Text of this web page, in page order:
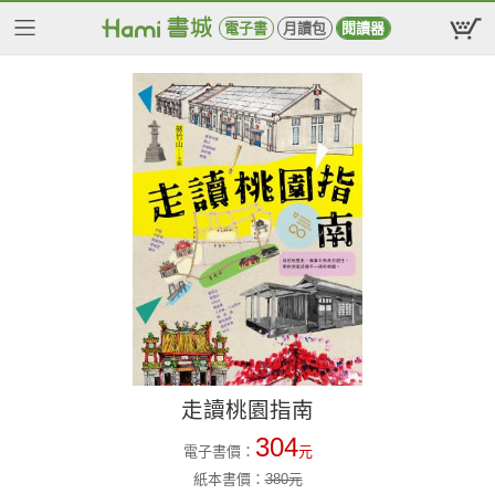
電子書 月讀包 閱讀器
走讀桃園指南
電子書價： 304元
紙本書價：380元